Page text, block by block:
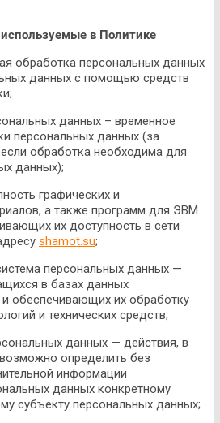
в Политике
обработка персональных данных
данных с помощью средств
данных – временное
персональных данных (за
обработка необходима для
данных);
графических и
а также программ для ЭВМ
их доступность в сети
shamot.su;
персональных данных —
в базах данных
обеспечивающих их обработку
и технических средств;
данных — действия, в
определить без
информации
данных конкретному
субъекту персональных данных;